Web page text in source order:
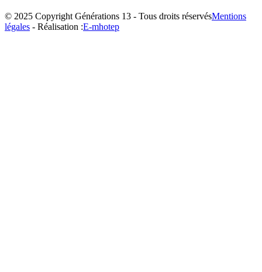
© 2025 Copyright Générations 13 - Tous droits réservésMentions
légales - Réalisation :E-mhotep